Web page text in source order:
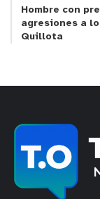
Hombre con
agresiones a
Quillota